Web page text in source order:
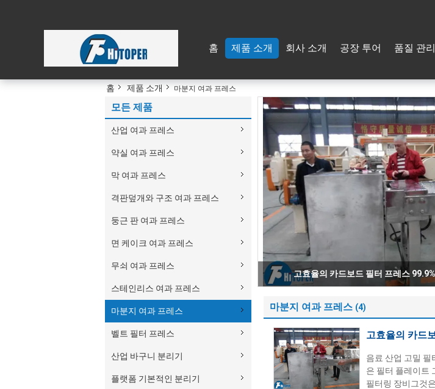
홈 제품 소개 회사 소개 공장 투어 품질 관리
홈 제품 소개 마분지 여과 프레스
모든 제품
산업 여과 프레스
약실 여과 프레스
막 여과 프레스
격판덮개와 구조 여과 프레스
둥근 판 여과 프레스
면 케이크 여과 프레스
무쇠 여과 프레스
스테인리스 여과 프레스
마분지 여과 프레스
벨트 필터 프레스
산업 바구니 분리기
플랫폼 기본적인 분리기
고효율의 카드보드 필터 프레스
마분지 여과 프레스 (4)
고효율의 카드
음료 산업 고밀 필
은 필터 플레이트
필터링 장비그것